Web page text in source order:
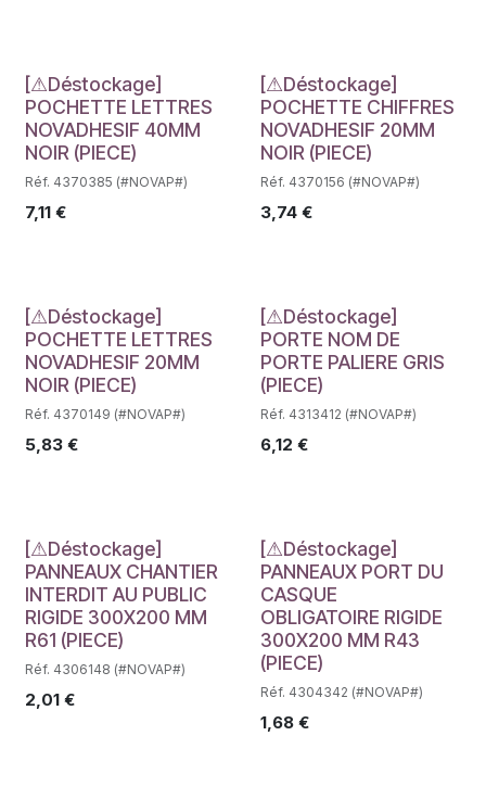
Déstockage
[⚠Déstockage]
POCHETTE LETTRES
NOVADHESIF 40MM
NOIR (PIECE)
Réf. 4370385 (#NOVAP#)
7,11 €
Déstockage
[⚠Déstockage]
POCHETTE CHIFFRES
NOVADHESIF 20MM
NOIR (PIECE)
Réf. 4370156 (#NOVAP#)
3,74€
Déstockage
[⚠Déstockage]
POCHETTE LETTRES
NOVADHESIF 20MM
NOIR (PIECE)
Réf. 4370149 (#NOVAP#)
5,83 €
Déstockage
[⚠Déstockage]
PORTE NOM DE
PORTE PALIERE GRIS
(PIECE)
Réf. 4313412 (#NOVAP#)
6,12 €
Déstockage
[⚠Déstockage]
PANNEAUX CHANTIER
INTERDIT AU PUBLIC
RIGIDE 300X200 MM
R61 (PIECE)
Réf. 4306148 (#NOVAP#)
2,01 €
Déstockage
[⚠Déstockage]
PANNEAUX PORT DU
CASQUE
OBLIGATOIRE RIGIDE
300X200 MM R43
(PIECE)
Réf. 4304342 (#NOVAP#)
1,68€